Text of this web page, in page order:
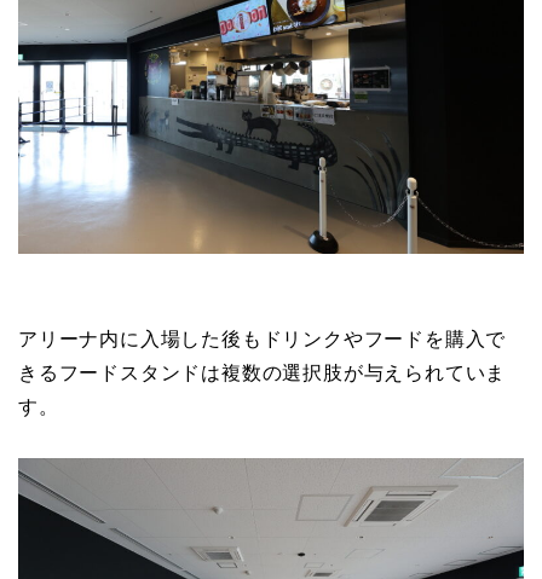
アリーナ内に入場した後もドリンクやフードを購入で
きるフードスタンドは複数の選択肢が与えられていま
す。